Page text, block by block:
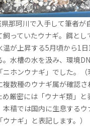
那珂川で入手して筆者が
飼っていたウナギ。餌とし
温が上昇する5月頃から1
。水槽の水を汲み、環境
ニホンウナギ」でした。（
複数種のウナギ属が確認さ
め厳密には「ウナギ類」と
本稿では国内に生息するウ
ナギ」と表記します。）